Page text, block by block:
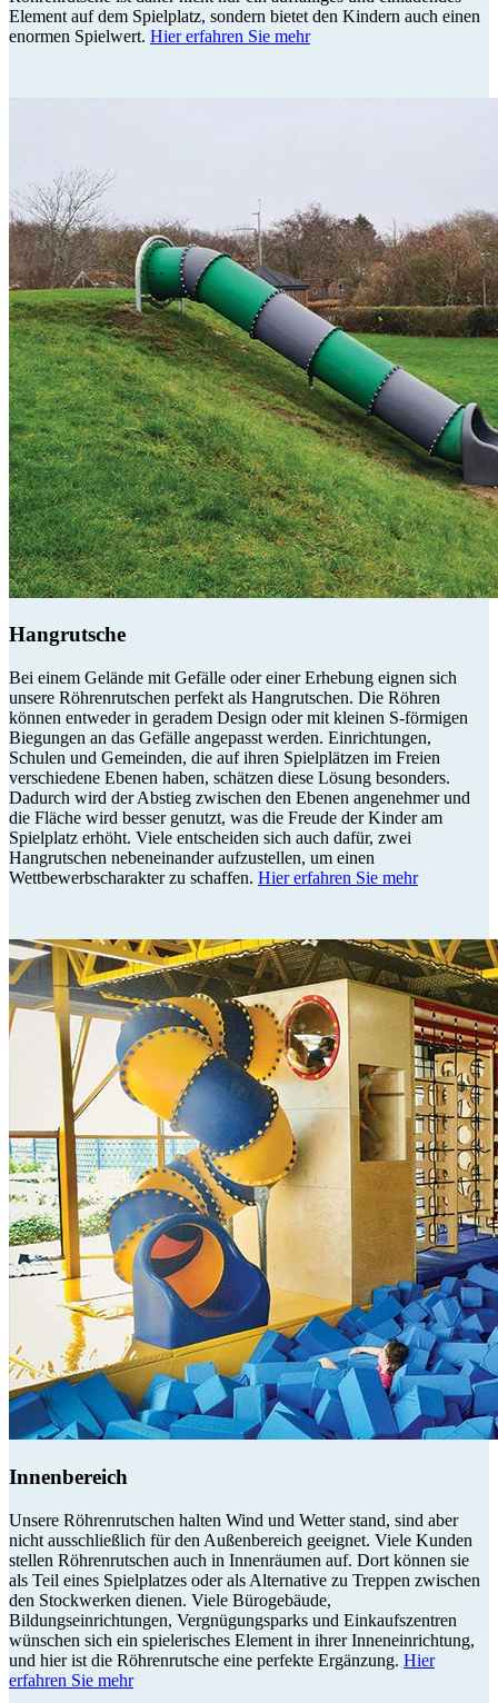
Element auf dem Spielplatz, sondern bietet den Kindern auch einen
enormen Spielwert. Hier erfahren Sie mehr
Hangrutsche
Bei einem Gelände mit Gefälle oder einer Erhebung eignen sich
unsere Röhrenrutschen perfekt als Hangrutschen. Die Röhren
können entweder in geradem Design oder mit kleinen S-förmigen
Biegungen an das Gefälle angepasst werden. Einrichtungen,
Schulen und Gemeinden, die auf ihren Spielplätzen im Freien
verschiedene Ebenen haben, schätzen diese Lösung besonders.
Dadurch wird der Abstieg zwischen den Ebenen angenehmer und
die Fläche wird besser genutzt, was die Freude der Kinder am
Spielplatz erhöht. Viele entscheiden sich auch dafür, zwei
Hangrutschen nebeneinander aufzustellen, um einen
Wettbewerbscharakter zu schaffen. Hier erfahren Sie mehr
Innenbereich
Unsere Röhrenrutschen halten Wind und Wetter stand, sind aber
nicht ausschließlich für den Außenbereich geeignet. Viele Kunden
stellen Röhrenrutschen auch in Innenräumen auf. Dort können sie
als Teil eines Spielplatzes oder als Alternative zu Treppen zwischen
den Stockwerken dienen. Viele Bürogebäude,
Bildungseinrichtungen, Vergnügungsparks und Einkaufszentren
wünschen sich ein spielerisches Element in ihrer Inneneinrichtung,
und hier ist die Röhrenrutsche eine perfekte Ergänzung. Hier
erfahren Sie mehr